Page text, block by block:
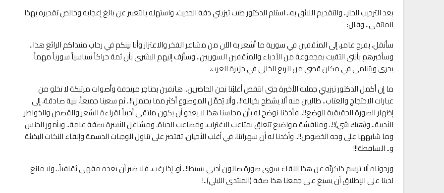
بعد الترحيب الحار.. والتقديم اللائق به.. استلم الدكتور طيب تيزيني دفة الحديث، واستهله بالتعبير عن بالغ إعجابه وخالص تقديره بهذا
الملتقى.. وقال:
سأنقل، بفرح غامر، إلى المثقفين في سورية ما أشعر به الآن من مشاعر الفخر والاعتزاز وأنا بينكم في رحاب منتداكم الرائع هذا..
وسأخبرهم بأنني التقيت بمجموعة من الأدباء والمثقفين السوريين.. وسأزف إليهم البشرى بأن ثمة حراكاً سياسياً سورياً مهماً
يجري ويتنامى في مكان قصي من الربع الخالي في جزيرة العرب.
ما إن أكمل الدكتور تيزيني جملته الأخيرة حتى انتفض أغلبُنا نحن الحاضرين.. هاتفين بحناجر مرتجفة وأصوات مرتبكة لا تخلو من
عبارات الاحتجاج والعتاب.. طالبين منه ألا يشطح بخياله!!.. وألا يُحَمِّل الموضوع أكثر مما يحتمل!!.. ثم سعينا جميعاً، بنية صادقة، إلى
إظهار الصورة الحقيقية للوضع!!.. فأخذنا نوضح له بأن مجلسنا هذا لا يعدو أن يكون ملتقى أدبياً لقراءة الشعر والقصص والخواطر
الأدبية.. و(هيك شي)!!.. ومناقشة مواضيع تتعلق بمتاعب الاغتراب، ومصاعب الحياة، ومشاغل الأسرة بصفة عامة.. وبأمور الجنس
وما شابهها على وجه الخصوص!!.. وأكدنا له أن سهراتنا، في أغلب الأحيان، تقتصر على تناول الوجبات الدسمة وإلقاء النكات البذيئة
و.. الساقطة!!!
ورجوناه ألا ترسم ذاكرتُه عن هذا اللقاء سوى صورة صالون أدبي بسيط!!.. أو، إذا رغب، فلا ضير أن يعده مقهى ثقافياً.. ولا مانع
لدينا على الإطلاق أن يسبغ على جمعنا هذا صفة (المنتدى الليلي)..!